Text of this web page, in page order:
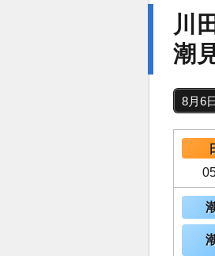
川
潮